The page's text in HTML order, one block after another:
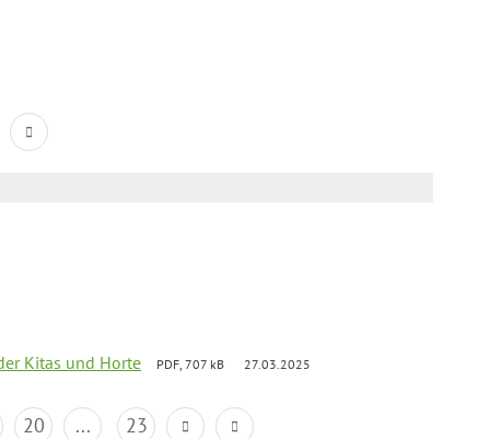
Kitas und Horte PDF, 707 kB 27.03.2025
20 ... 23